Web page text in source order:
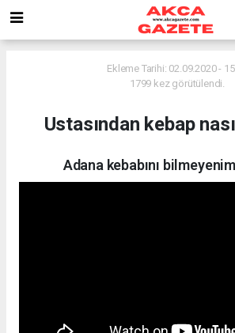
Ekleme Tarihi: 02.09.2020 -
1799 kez görütülendi.
Ustasından kebap
Adana kebabını